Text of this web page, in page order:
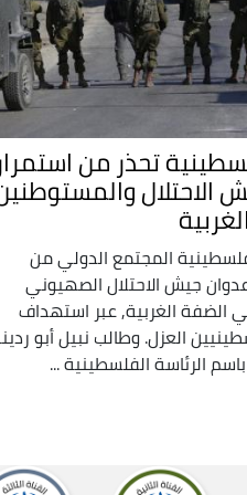
تحذر من
الاحتلال
المجتمع الدولي من
جيش الاحتلال الصهيوني
الضفة الغربية, عبر استهداف
العزل. وطالب نبيل أبو
الرئاسة الفلسطينية ...